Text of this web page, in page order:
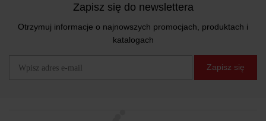
Zapisz się do newslettera
Otrzymuj informacje o najnowszych promocjach, produktach i
katalogach
Zapisz się